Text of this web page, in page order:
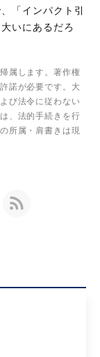
「インパクト引
いにあるだろ
属します。著作権
諾が必要です。大
び法令に従わない
、法的手続きを行
所属・肩書きは現